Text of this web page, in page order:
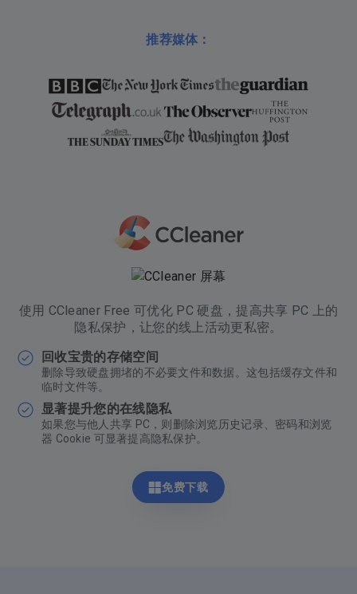
推荐媒体：
使用 CCleaner Free 可优化 PC 硬盘，提高共享 PC 上的
隐私保护，让您的线上活动更私密。
回收宝贵的存储空间
删除导致硬盘拥堵的不必要文件和数据。这包括缓存文件和
临时文件等。
显著提升您的在线隐私
如果您与他人共享 PC，则删除浏览历史记录、密码和浏览
器 Cookie 可显著提高隐私保护。
免费下载